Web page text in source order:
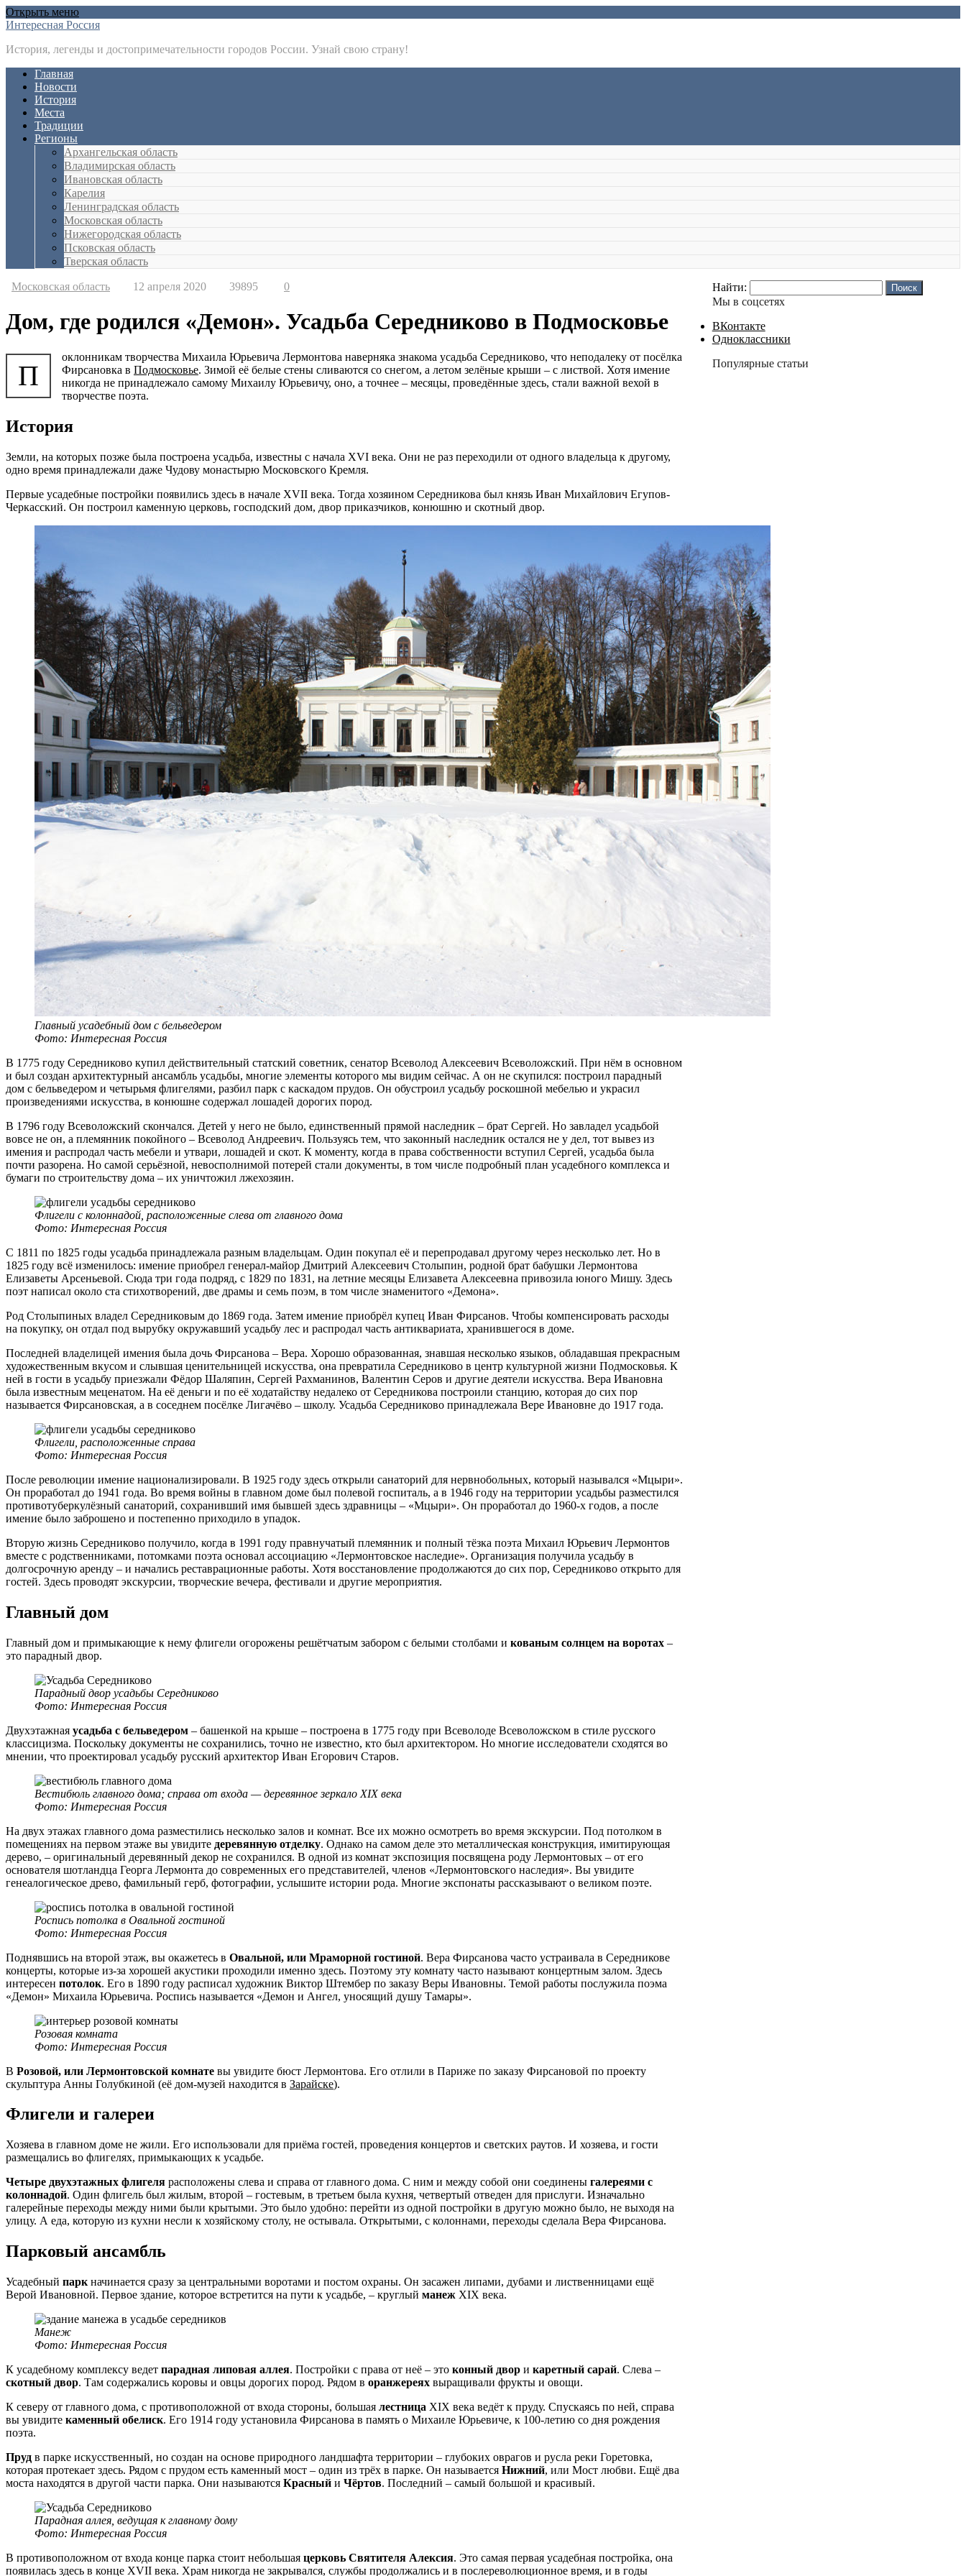
Открыть меню
Интересная Россия
История, легенды и достопримечательности городов России. Узнай свою страну!
Главная
Новости
История
Места
Традиции
Регионы
Архангельская область
Владимирская область
Ивановская область
Карелия
Ленинградская область
Московская область
Нижегородская область
Псковская область
Тверская область
Московская область 12 апреля 2020 39895 0
Дом, где родился «Демон». Усадьба Середниково в Подмосковье
П
оклонникам творчества Михаила Юрьевича Лермонтова наверняка знакома усадьба Середниково, что неподалеку от посёлка
Фирсановка в Подмосковье. Зимой её белые стены сливаются со снегом, а летом зелёные крыши – с листвой. Хотя имение
никогда не принадлежало самому Михаилу Юрьевичу, оно, а точнее – месяцы, проведённые здесь, стали важной вехой в
творчестве поэта.
История
Земли, на которых позже была построена усадьба, известны с начала XVI века. Они не раз переходили от одного владельца к другому,
одно время принадлежали даже Чудову монастырю Московского Кремля.
Первые усадебные постройки появились здесь в начале XVII века. Тогда хозяином Середникова был князь Иван Михайлович Егупов-
Черкасский. Он построил каменную церковь, господский дом, двор приказчиков, конюшню и скотный двор.
Главный усадебный дом с бельведером
Фото: Интересная Россия
В 1775 году Середниково купил действительный статский советник, сенатор Всеволод Алексеевич Всеволожский. При нём в основном
и был создан архитектурный ансамбль усадьбы, многие элементы которого мы видим сейчас. А он не скупился: построил парадный
дом с бельведером и четырьмя флигелями, разбил парк с каскадом прудов. Он обустроил усадьбу роскошной мебелью и украсил
произведениями искусства, в конюшне содержал лошадей дорогих пород.
В 1796 году Всеволожский скончался. Детей у него не было, единственный прямой наследник – брат Сергей. Но завладел усадьбой
вовсе не он, а племянник покойного – Всеволод Андреевич. Пользуясь тем, что законный наследник остался не у дел, тот вывез из
имения и распродал часть мебели и утвари, лошадей и скот. К моменту, когда в права собственности вступил Сергей, усадьба была
почти разорена. Но самой серьёзной, невосполнимой потерей стали документы, в том числе подробный план усадебного комплекса и
бумаги по строительству дома – их уничтожил лжехозяин.
Флигели с колоннадой, расположенные слева от главного дома
Фото: Интересная Россия
С 1811 по 1825 годы усадьба принадлежала разным владельцам. Один покупал её и перепродавал другому через несколько лет. Но в
1825 году всё изменилось: имение приобрел генерал-майор Дмитрий Алексеевич Столыпин, родной брат бабушки Лермонтова
Елизаветы Арсеньевой. Сюда три года подряд, с 1829 по 1831, на летние месяцы Елизавета Алексеевна привозила юного Мишу. Здесь
поэт написал около ста стихотворений, две драмы и семь поэм, в том числе знаменитого «Демона».
Род Столыпиных владел Середниковым до 1869 года. Затем имение приобрёл купец Иван Фирсанов. Чтобы компенсировать расходы
на покупку, он отдал под вырубку окружавший усадьбу лес и распродал часть антиквариата, хранившегося в доме.
Последней владелицей имения была дочь Фирсанова – Вера. Хорошо образованная, знавшая несколько языков, обладавшая прекрасным
художественным вкусом и слывшая ценительницей искусства, она превратила Середниково в центр культурной жизни Подмосковья. К
ней в гости в усадьбу приезжали Фёдор Шаляпин, Сергей Рахманинов, Валентин Серов и другие деятели искусства. Вера Ивановна
была известным меценатом. На её деньги и по её ходатайству недалеко от Середникова построили станцию, которая до сих пор
называется Фирсановская, а в соседнем посёлке Лигачёво – школу. Усадьба Середниково принадлежала Вере Ивановне до 1917 года.
Флигели, расположенные справа
Фото: Интересная Россия
После революции имение национализировали. В 1925 году здесь открыли санаторий для нервнобольных, который назывался «Мцыри».
Он проработал до 1941 года. Во время войны в главном доме был полевой госпиталь, а в 1946 году на территории усадьбы разместился
противотуберкулёзный санаторий, сохранивший имя бывшей здесь здравницы – «Мцыри». Он проработал до 1960-х годов, а после
имение было заброшено и постепенно приходило в упадок.
Вторую жизнь Середниково получило, когда в 1991 году правнучатый племянник и полный тёзка поэта Михаил Юрьевич Лермонтов
вместе с родственниками, потомками поэта основал ассоциацию «Лермонтовское наследие». Организация получила усадьбу в
долгосрочную аренду – и начались реставрационные работы. Хотя восстановление продолжаются до сих пор, Середниково открыто для
гостей. Здесь проводят экскурсии, творческие вечера, фестивали и другие мероприятия.
Главный дом
Главный дом и примыкающие к нему флигели огорожены решётчатым забором с белыми столбами и кованым солнцем на воротах –
это парадный двор.
Парадный двор усадьбы Середниково
Фото: Интересная Россия
Двухэтажная усадьба с бельведером – башенкой на крыше – построена в 1775 году при Всеволоде Всеволожском в стиле русского
классицизма. Поскольку документы не сохранились, точно не известно, кто был архитектором. Но многие исследователи сходятся во
мнении, что проектировал усадьбу русский архитектор Иван Егорович Старов.
Вестибюль главного дома; справа от входа — деревянное зеркало XIX века
Фото: Интересная Россия
На двух этажах главного дома разместились несколько залов и комнат. Все их можно осмотреть во время экскурсии. Под потолком в
помещениях на первом этаже вы увидите деревянную отделку. Однако на самом деле это металлическая конструкция, имитирующая
дерево, – оригинальный деревянный декор не сохранился. В одной из комнат экспозиция посвящена роду Лермонтовых – от его
основателя шотландца Георга Лермонта до современных его представителей, членов «Лермонтовского наследия». Вы увидите
генеалогическое древо, фамильный герб, фотографии, услышите истории рода. Многие экспонаты рассказывают о великом поэте.
Роспись потолка в Овальной гостиной
Фото: Интересная Россия
Поднявшись на второй этаж, вы окажетесь в Овальной, или Мраморной гостиной. Вера Фирсанова часто устраивала в Середникове
концерты, которые из-за хорошей акустики проходили именно здесь. Поэтому эту комнату часто называют концертным залом. Здесь
интересен потолок. Его в 1890 году расписал художник Виктор Штембер по заказу Веры Ивановны. Темой работы послужила поэма
«Демон» Михаила Юрьевича. Роспись называется «Демон и Ангел, уносящий душу Тамары».
Розовая комната
Фото: Интересная Россия
В Розовой, или Лермонтовской комнате вы увидите бюст Лермонтова. Его отлили в Париже по заказу Фирсановой по проекту
скульптура Анны Голубкиной (её дом-музей находится в Зарайске).
Флигели и галереи
Хозяева в главном доме не жили. Его использовали для приёма гостей, проведения концертов и светских раутов. И хозяева, и гости
размещались во флигелях, примыкающих к усадьбе.
Четыре двухэтажных флигеля расположены слева и справа от главного дома. С ним и между собой они соединены галереями с
колоннадой. Один флигель был жилым, второй – гостевым, в третьем была кухня, четвертый отведен для прислуги. Изначально
галерейные переходы между ними были крытыми. Это было удобно: перейти из одной постройки в другую можно было, не выходя на
улицу. А еда, которую из кухни несли к хозяйскому столу, не остывала. Открытыми, с колоннами, переходы сделала Вера Фирсанова.
Парковый ансамбль
Усадебный парк начинается сразу за центральными воротами и постом охраны. Он засажен липами, дубами и лиственницами ещё
Верой Ивановной. Первое здание, которое встретится на пути к усадьбе, – круглый манеж XIX века.
Манеж
Фото: Интересная Россия
К усадебному комплексу ведет парадная липовая аллея. Постройки с права от неё – это конный двор и каретный сарай. Слева –
скотный двор. Там содержались коровы и овцы дорогих пород. Рядом в оранжереях выращивали фрукты и овощи.
К северу от главного дома, с противоположной от входа стороны, большая лестница XIX века ведёт к пруду. Спускаясь по ней, справа
вы увидите каменный обелиск. Его 1914 году установила Фирсанова в память о Михаиле Юрьевиче, к 100-летию со дня рождения
поэта.
Пруд в парке искусственный, но создан на основе природного ландшафта территории – глубоких оврагов и русла реки Горетовка,
которая протекает здесь. Рядом с прудом есть каменный мост – один из трёх в парке. Он называется Нижний, или Мост любви. Ещё два
моста находятся в другой части парка. Они называются Красный и Чёртов. Последний – самый большой и красивый.
Парадная аллея, ведущая к главному дому
Фото: Интересная Россия
В противоположном от входа конце парка стоит небольшая церковь Святителя Алексия. Это самая первая усадебная постройка, она
появилась здесь в конце XVII века. Храм никогда не закрывался, службы продолжались и в послереволюционное время, и в годы
Найти:
Мы в соцсетях
ВКонтакте
Одноклассники
Популярные статьи